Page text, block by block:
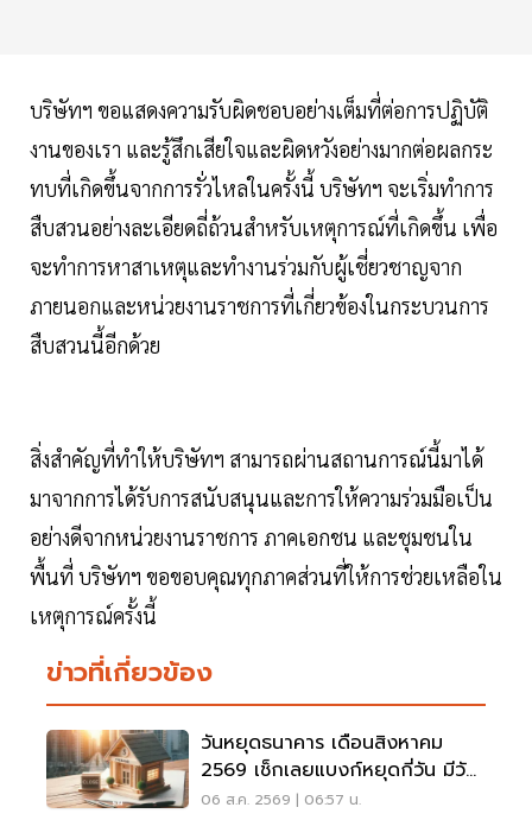
บริษัทฯ ขอแสดงความรับผิดชอบอย่างเต็มที่ต่อการปฏิบัติ
งานของเรา และรู้สึกเสียใจและผิดหวังอย่างมากต่อผลกระ
ทบที่เกิดขึ้นจากการรั่วไหลในครั้งนี้ บริษัทฯ จะเริ่มทำการ
สืบสวนอย่างละเอียดถี่ถ้วนสำหรับเหตุการณ์ที่เกิดขึ้น เพื่อ
จะทำการหาสาเหตุและทำงานร่วมกับผู้เชี่ยวชาญจาก
ภายนอกและหน่วยงานราชการที่เกี่ยวข้องในกระบวนการ
สืบสวนนี้อีกด้วย
สิ่งสำคัญที่ทำให้บริษัทฯ สามารถผ่านสถานการณ์นี้มาได้
มาจากการได้รับการสนับสนุนและการให้ความร่วมมือเป็น
อย่างดีจากหน่วยงานราชการ ภาคเอกชน และชุมชนใน
พื้นที่ บริษัทฯ ขอขอบคุณทุกภาคส่วนที่ให้การช่วยเหลือใน
เหตุการณ์ครั้งนี้
ข่าวที่เกี่ยวข้อง
วันหยุดธนาคาร เดือนสิงหาคม
2569 เช็กเลยแบงก์หยุดกี่วัน มีวัน
หยุดยาวไหม
06 ส.ค. 2569 | 06:57 น.